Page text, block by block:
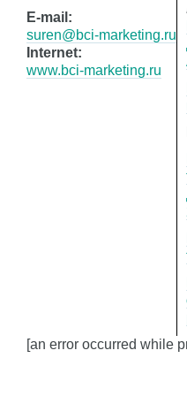
E-mail:
suren@bci-marketing.ru
Internet:
www.bci-marketing.ru
[an error occurred while